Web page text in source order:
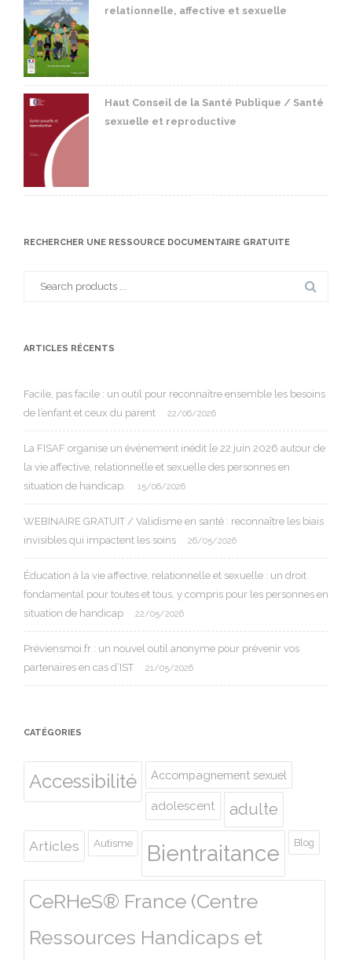
relationnelle, affective et sexuelle
Haut Conseil de la Santé Publique / Santé
sexuelle et reproductive
RECHERCHER UNE RESSOURCE DOCUMENTAIRE GRATUITE
ARTICLES RÉCENTS
Facile, pas facile : un outil pour reconnaître ensemble les besoins
de l’enfant et ceux du parent
22/06/2026
La FISAF organise un événement inédit le 22 juin 2026 autour de
la vie affective, relationnelle et sexuelle des personnes en
situation de handicap.
15/06/2026
WEBINAIRE GRATUIT / Validisme en santé : reconnaître les biais
invisibles qui impactent les soins
26/05/2026
Éducation à la vie affective, relationnelle et sexuelle : un droit
fondamental pour toutes et tous, y compris pour les personnes en
situation de handicap
22/05/2026
Préviensmoi.fr : un nouvel outil anonyme pour prévenir vos
partenaires en cas d’IST
21/05/2026
CATÉGORIES
Accessibilité Accompagnement sexuel
adolescent adulte
Articles Autisme Bientraitance Blog
CeRHeS® France (Centre
Ressources Handicaps et